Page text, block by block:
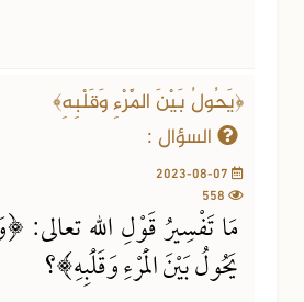
﴿يَحُولُ بَيْنَ الْمَرْءِ وَقَلْبِهِ﴾
السؤال :
مَا تَفْسِيرُ قَوْلِ اللهِ تعالى:
يَحُولُ بَيْنَ الْمَرْءِ وَقَلْبِهِ﴾؟